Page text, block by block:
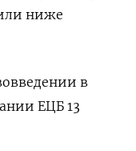
ниже
в
ЕЦБ 13